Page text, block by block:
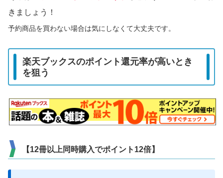
きましょう！
予約商品を買わない場合は気にしなくて大丈夫です。
楽天ブックスのポイント還元率が高いとき
を狙う
【12冊以上同時購入でポイント12倍】